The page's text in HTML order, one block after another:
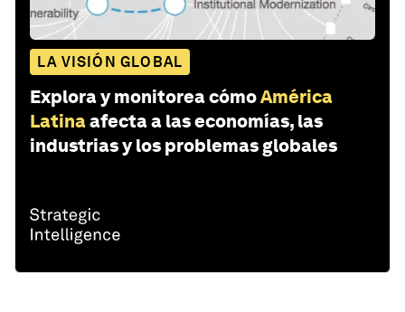
LA VISIÓN GLOBAL
Explora y monitorea cómoAmérica
Latinaafecta a las economías, las
industrias y los problemas globales